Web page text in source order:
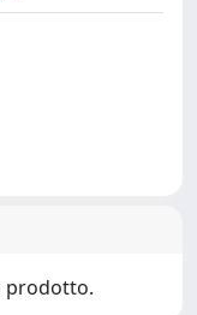
prodotto.